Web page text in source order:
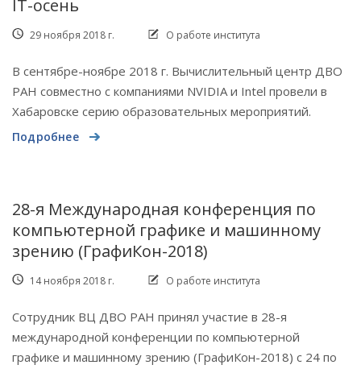
IT-осень
29 ноября 2018 г. О работе института
В сентябре-ноябре 2018 г. Вычислительный центр ДВО
РАН совместно с компаниями NVIDIA и Intel провели в
Хабаровске серию образовательных мероприятий.
Подробнее
28-я Международная конференция по
компьютерной графике и машинному
зрению (ГрафиКон-2018)
14 ноября 2018 г. О работе института
Сотрудник ВЦ ДВО РАН принял участие в 28-я
международной конференции по компьютерной
графике и машинному зрению (ГрафиКон-2018) с 24 по